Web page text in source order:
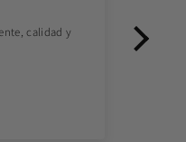
calidad y